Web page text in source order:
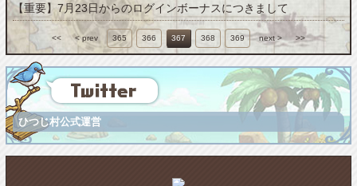
【重要】7月23日からのログインボーナスにつきまして
<< < prev 365 366 367 368 369 next > >>
ひつじ村公式運営